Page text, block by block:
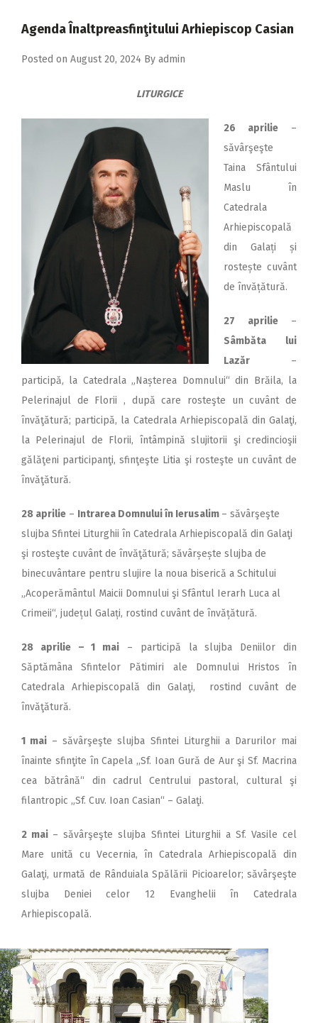
2017
2016
Agenda Înaltpreasfinţitului Arhiepiscop Casian
Posted on August 20, 2024 By admin
LITURGICE
26 aprilie –
săvârşeşte
Taina Sfântului
Maslu în
Catedrala
Arhiepiscopală
din Galați și
rostește cuvânt
de învățătură.
27 aprilie–
Sâmbăta lui
Lazăr –
participă, la Catedrala „Nașterea Domnului“ din Brăila, la
Pelerinajul de Florii , după care rosteşte un cuvânt de
învăţătură; participă, la Catedrala Arhiepiscopală din Galaţi,
la Pelerinajul de Florii, întâmpină slujitorii şi credincioşii
gălăţeni participanţi, sfinţeşte Litia şi rosteşte un cuvânt de
învăţătură.
28 aprilie – Intrarea Domnului în Ierusalim – săvârşeşte
slujba Sfintei Liturghii în Catedrala Arhiepiscopală din Galaţi
şi rosteşte cuvânt de învăţătură; săvârșește slujba de
binecuvântare pentru slujire la noua biserică a Schitului
„Acoperământul Maicii Domnului şi Sfântul Ierarh Luca al
Crimeii“, județul Galați, rostind cuvânt de învățătură.
28 aprilie – 1 mai – participă la slujba Deniilor din
Săptămâna Sfintelor Pătimiri ale Domnului Hristos în
Catedrala Arhiepiscopală din Galaţi, rostind cuvânt de
învăţătură.
1 mai – săvârşeşte slujba Sfintei Liturghii a Darurilor mai
înainte sfinţite în Capela ,,Sf. Ioan Gură de Aur şi Sf. Macrina
cea bătrână“ din cadrul Centrului pastoral, cultural şi
filantropic „Sf. Cuv. Ioan Casian“ – Galaţi.
2 mai – săvârşeşte slujba Sfintei Liturghii a Sf. Vasile cel
Mare unită cu Vecernia, în Catedrala Arhiepiscopală din
Galaţi, urmată de Rânduiala Spălării Picioarelor; săvârşeşte
slujba Deniei celor 12 Evanghelii în Catedrala
Arhiepiscopală.